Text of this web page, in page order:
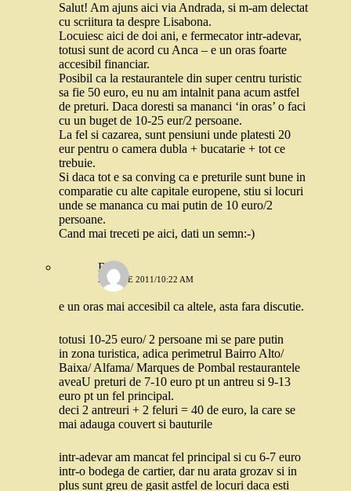
Salut! Am ajuns aici via Andrada, si m-am delectat
cu scriitura ta despre Lisabona.
Locuiesc aici de doi ani, e fermecator intr-adevar,
totusi sunt de acord cu Anca – e un oras foarte
accesibil financiar.
Posibil ca la restaurantele din super centru turistic
sa fie 50 euro, eu nu am intalnit pana acum astfel
de preturi. Daca doresti sa mananci ‘in oras’ o faci
cu un buget de 10-25 eur/2 persoane.
La fel si cazarea, sunt pensiuni unde platesti 20
eur pentru o camera dubla + bucatarie + tot ce
trebuie.
Si daca tot e sa conving ca e preturile sunt bune in
comparatie cu alte capitale europene, stiu si locuri
unde se mananca cu mai putin de 10 euro/2
persoane.
Cand mai treceti pe aici, dati un semn:-)
Robo
21 IULIE 2011/10:22 AM
e un oras mai accesibil ca altele, asta fara discutie.
totusi 10-25 euro/ 2 persoane mi se pare putin
in zona turistica, adica perimetrul Bairro Alto/
Baixa/ Alfama/ Marques de Pombal restaurantele
aveaU preturi de 7-10 euro pt un antreu si 9-13
euro pt un fel principal.
deci 2 antreuri + 2 feluri = 40 de euro, la care se
mai adauga couvert si bauturile
intr-adevar am mancat fel principal si cu 6-7 euro
intr-o bodega de cartier, dar nu arata grozav si in
plus sunt greu de gasit astfel de locuri daca esti